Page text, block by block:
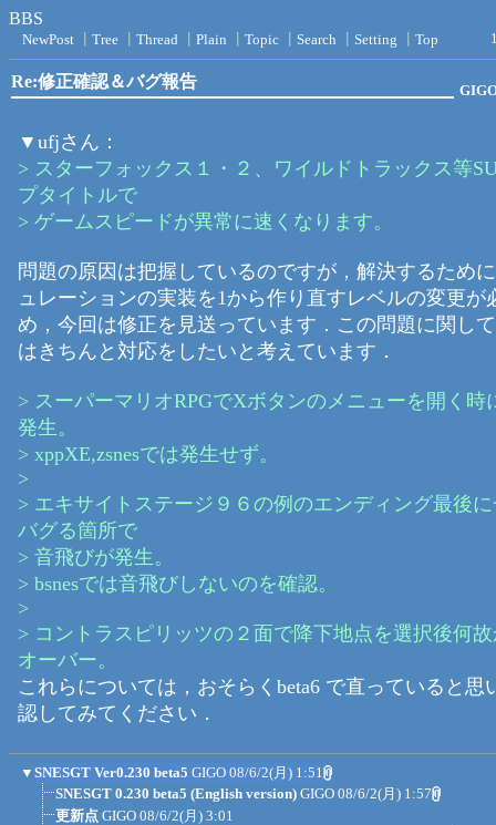
BBS
NewPost Tree Thread Plain Topic Search Setting Top
Re:修正確認＆バグ報告
▼ufjさん：
> スターフォックス１・２、ワイルドトラックス等
プタイトルで
> ゲームスピードが異常に速くなります。
問題の原因は把握しているのですが，解決するため
ュレーションの実装を1から作り直すレベルの変更が
め，今回は修正を見送っています．この問題に関し
はきちんと対応をしたいと考えています．
> スーパーマリオRPGでXボタンのメニューを開く時
発生。
> xppXE,zsnesでは発生せず。
>
> エキサイトステージ９６の例のエンディング最後
バグる箇所で
> 音飛びが発生。
> bsnesでは音飛びしないのを確認。
>
> コントラスピリッツの２面で降下地点を選択後何
オーバー。
これらについては，おそらくbeta6 で直っていると思
認してみてください．
▼ SNESGT Ver0.230 beta5 GIGO 08/6/2(月) 1:51
SNESGT 0.230 beta5 (English version) GIGO 08/6/2(月) 1:57
更新点 GIGO 08/6/2(月) 3:01